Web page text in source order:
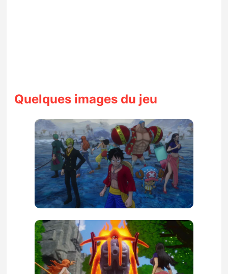
Quelques images du jeu